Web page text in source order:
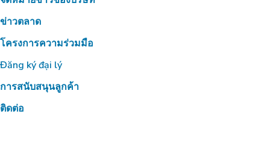
ข่าวตลาด
โครงการความร่วมมือ
Đăng ký đại lý
การสนับสนุนลูกค้า
ติดต่อ